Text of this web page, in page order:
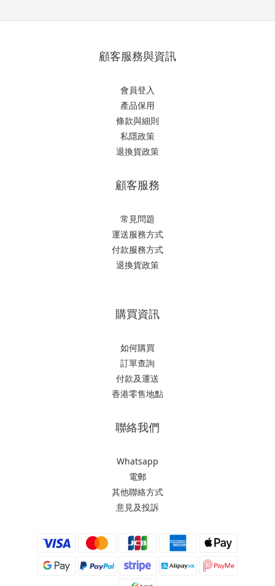
顧客服務與資訊
會員登入
產品保用
條款與細則
私隱政策
退換貨政策
顧客服務
常見問題
運送服務方式
付款服務方式
退換貨政策
購買資訊
如何購買
訂單查詢
付款及運送
香港零售地點
聯絡我們
Whatsapp
電郵
其他聯絡方式
意見及投訴